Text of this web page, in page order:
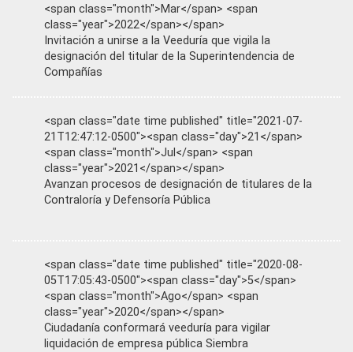
<span class="month">Mar</span> <span
class="year">2022</span></span>
Invitación a unirse a la Veeduría que vigila la
designación del titular de la Superintendencia de
Compañías
<span class="date time published" title="2021-07-
21T12:47:12-0500"><span class="day">21</span>
<span class="month">Jul</span> <span
class="year">2021</span></span>
Avanzan procesos de designación de titulares de la
Contraloría y Defensoría Pública
<span class="date time published" title="2020-08-
05T17:05:43-0500"><span class="day">5</span>
<span class="month">Ago</span> <span
class="year">2020</span></span>
Ciudadanía conformará veeduría para vigilar
liquidación de empresa pública Siembra